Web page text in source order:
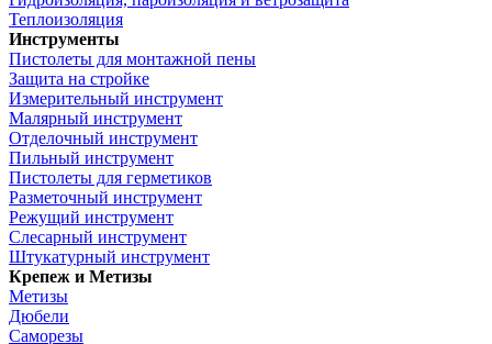
Теплоизоляция
Инструменты
Пистолеты для монтажной пены
Защита на стройке
Измерительный инструмент
Малярный инструмент
Отделочный инструмент
Пильный инструмент
Пистолеты для герметиков
Разметочный инструмент
Режущий инструмент
Слесарный инструмент
Штукатурный инструмент
Крепеж и Метизы
Метизы
Дюбели
Саморезы